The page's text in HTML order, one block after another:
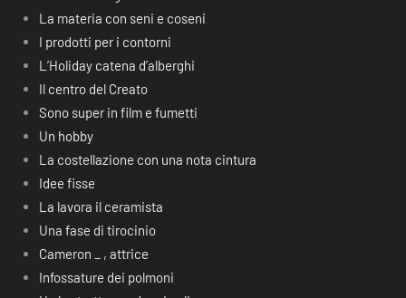
La materia con seni e coseni
I prodotti per i contorni
L’Holiday catena d’alberghi
Il centro del Creato
Sono super in film e fumetti
Un hobby
La costellazione con una nota cintura
Idee fisse
La lavora il ceramista
Una fase di tirocinio
Cameron _ , attrice
Infossature dei polmoni